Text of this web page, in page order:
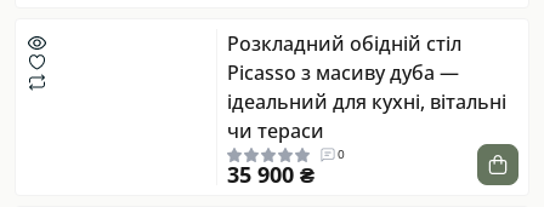
Розкладний обідній стіл
Picasso з масиву дуба —
ідеальний для кухні, вітальні
чи тераси
0
35 900 ₴